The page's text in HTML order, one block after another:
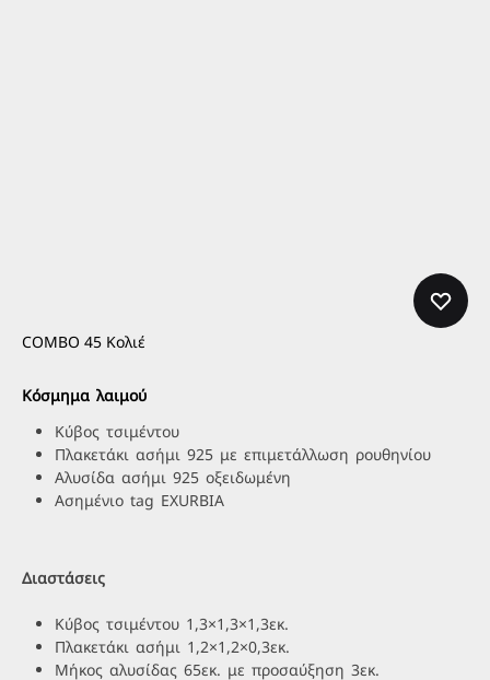
COMBO 45 Κολιέ
Κόσμημα λαιμού
Κύβος τσιμέντου
Πλακετάκι ασήμι 925 με επιμετάλλωση ρουθηνίου
Αλυσίδα ασήμι 925 οξειδωμένη
Ασημένιο tag EXURBIA
Διαστάσεις
Κύβος τσιμέντου 1,3×1,3×1,3εκ.
Πλακετάκι ασήμι 1,2×1,2×0,3εκ.
Μήκος αλυσίδας 65εκ. με προσαύξηση 3εκ.